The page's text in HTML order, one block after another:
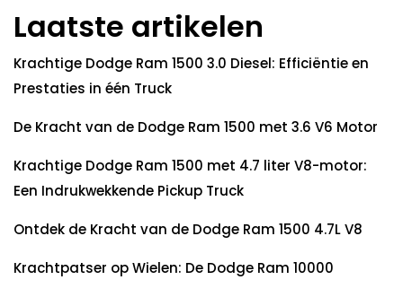
Laatste artikelen
Krachtige Dodge Ram 1500 3.0 Diesel: Efficiëntie en
Prestaties in één Truck
De Kracht van de Dodge Ram 1500 met 3.6 V6 Motor
Krachtige Dodge Ram 1500 met 4.7 liter V8-motor:
Een Indrukwekkende Pickup Truck
Ontdek de Kracht van de Dodge Ram 1500 4.7L V8
Krachtpatser op Wielen: De Dodge Ram 10000